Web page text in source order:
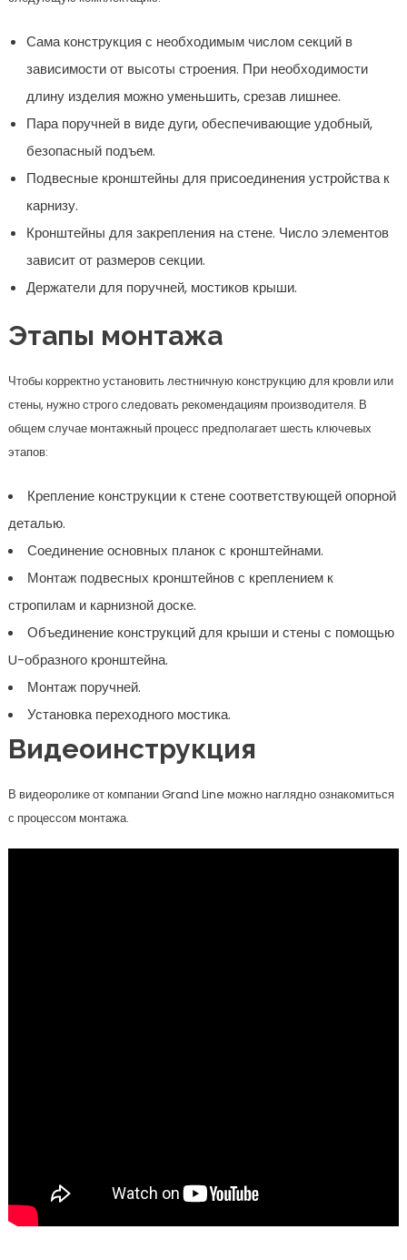
Сама конструкция с необходимым числом секций в
зависимости от высоты строения. При необходимости
длину изделия можно уменьшить, срезав лишнее.
Пара поручней в виде дуги, обеспечивающие удобный,
безопасный подъем.
Подвесные кронштейны для присоединения устройства к
карнизу.
Кронштейны для закрепления на стене. Число элементов
зависит от размеров секции.
Держатели для поручней, мостиков крыши.
Этапы монтажа
Чтобы корректно установить лестничную конструкцию для кровли или
стены, нужно строго следовать рекомендациям производителя. В
общем случае монтажный процесс предполагает шесть ключевых
этапов:
Крепление конструкции к стене соответствующей опорной
деталью.
Соединение основных планок с кронштейнами.
Монтаж подвесных кронштейнов с креплением к
стропилам и карнизной доске.
Объединение конструкций для крыши и стены с помощью
U-образного кронштейна.
Монтаж поручней.
Установка переходного мостика.
Видеоинструкция
В видеоролике от компании Grand Line можно наглядно ознакомиться
с процессом монтажа.